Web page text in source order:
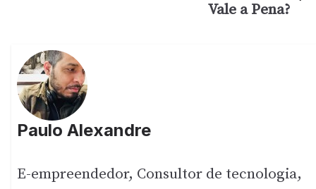
Vale a Pena?
Paulo Alexandre
E-empreendedor, Consultor de tecnologia,